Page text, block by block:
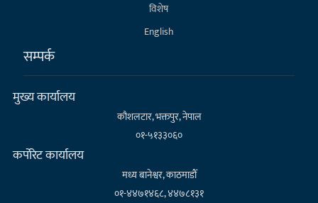
विशेष
English
सम्पर्क
मुख्य कार्यालय
कौशलटार, भक्तपुर, नेपाल
०१-५१३३०६०
कर्पाेरेट कार्यालय
मध्य बानेश्वर, काठमाडौँ
०१-४४७१४६८, ४४७८१३१